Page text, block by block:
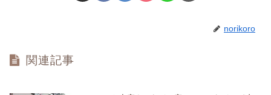
norikoro
関連記事